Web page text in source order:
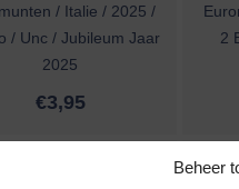
Beheer
/ Italie / 2025 /
/ Unc / Jubileum Jaar
2025
€3,95
2